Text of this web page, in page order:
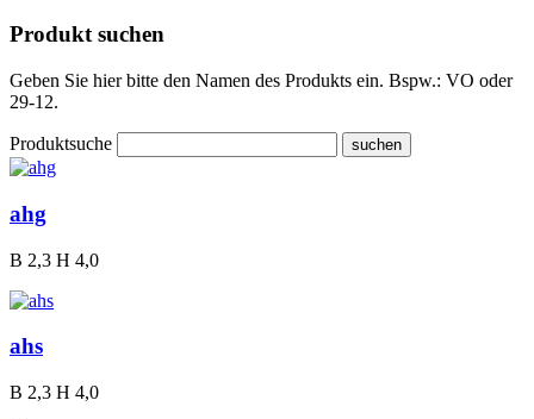
Produkt suchen
Geben Sie hier bitte den Namen des Produkts ein. Bspw.: VO oder
29-12.
Produktsuche
ahg
B 2,3 H 4,0
ahs
B 2,3 H 4,0